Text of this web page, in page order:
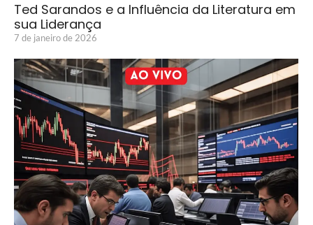
Ted Sarandos e a Influência da Literatura em
sua Liderança
7 de janeiro de 2026